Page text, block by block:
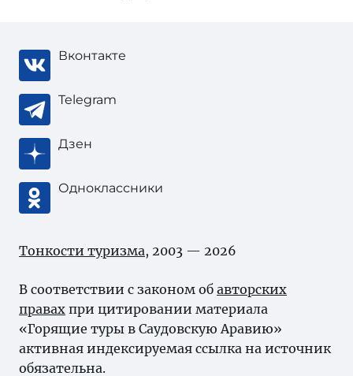
Вконтакте
Telegram
Дзен
Одноклассники
Тонкости туризма, 2003 — 2026
В соответствии с законом об авторских
правах при цитировании материала
«Горящие туры в Саудовскую Аравию»
активная индексируемая ссылка на источник
обязательна.